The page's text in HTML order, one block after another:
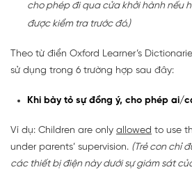
cho phép đi qua cửa khởi hành nếu
được kiểm tra trước đó.)
Theo từ điển Oxford Learner’s
sử dụng trong 6 trường hợp sau đây:
Khi bày tỏ sự đồng ý, cho phép ai/
Ví dụ: Children are only allowed to use
under parents’ supervision. (Trẻ con chỉ
các thiết bị điện này dưới sự giám sát